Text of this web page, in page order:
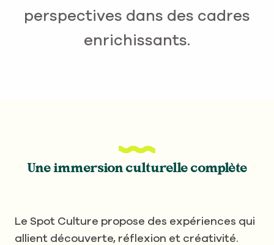
perspectives dans des cadres
enrichissants.
Une immersion culturelle complète
Le Spot Culture propose des expériences qui
allient découverte, réflexion et créativité.